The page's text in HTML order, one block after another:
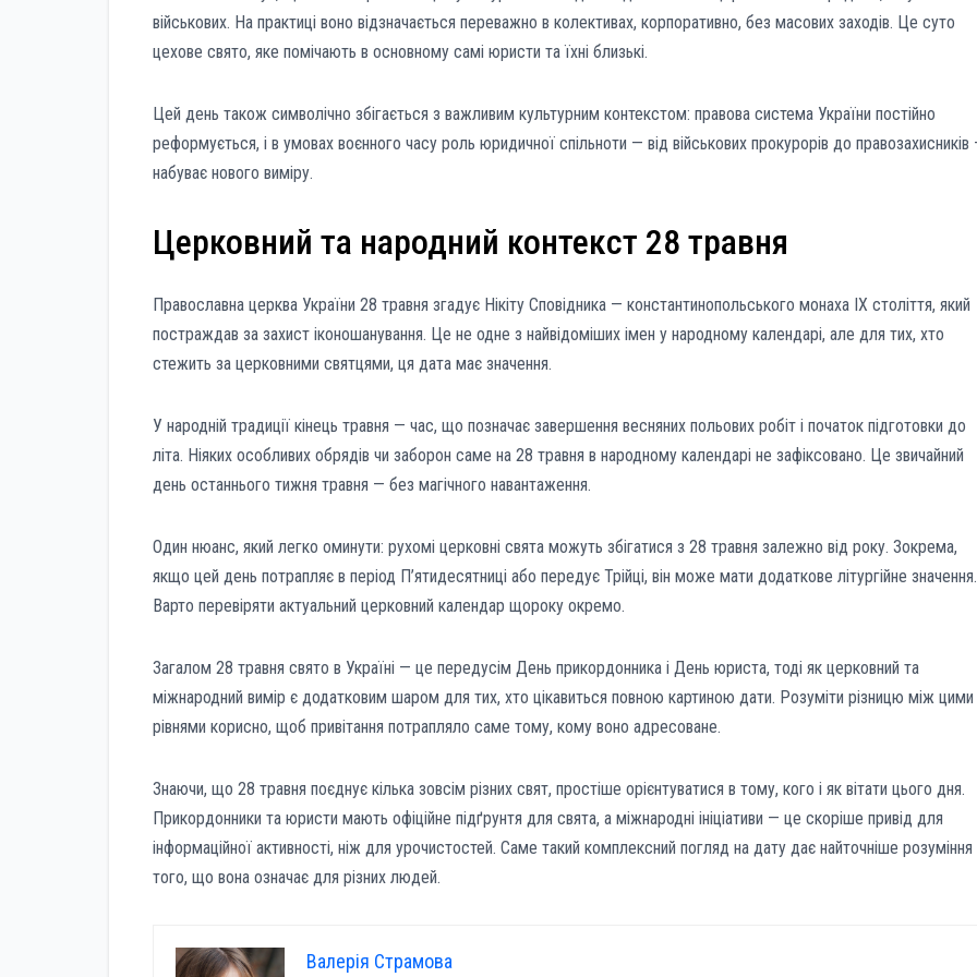
військових. На практиці воно відзначається переважно в колективах, корпоративно, без масових заходів. Це суто
цехове свято, яке помічають в основному самі юристи та їхні близькі.
Цей день також символічно збігається з важливим культурним контекстом: правова система України постійно
реформується, і в умовах воєнного часу роль юридичної спільноти — від військових прокурорів до
набуває нового виміру.
Церковний та народний контекст 28 травня
Православна церква України 28 травня згадує Нікіту Сповідника — константинопольського монаха IX століття, який
постраждав за захист іконошанування. Це не одне з найвідоміших імен у народному календарі, але для тих, хто
стежить за церковними святцями, ця дата має значення.
У народній традиції кінець травня — час, що позначає завершення весняних польових робіт і початок підготовки до
літа. Ніяких особливих обрядів чи заборон саме на 28 травня в народному календарі не зафіксовано. Це звичайний
день останнього тижня травня — без магічного навантаження.
Один нюанс, який легко оминути: рухомі церковні свята можуть збігатися з 28 травня залежно від року. Зокрема,
якщо цей день потрапляє в період П’ятидесятниці або передує Трійці, він може мати додаткове літургійне значення.
Варто перевіряти актуальний церковний календар щороку окремо.
Загалом 28 травня свято в Україні — це передусім День прикордонника і День юриста, тоді як церковний та
міжнародний вимір є додатковим шаром для тих, хто цікавиться повною картиною дати. Розуміти різницю між цими
рівнями корисно, щоб привітання потрапляло саме тому, кому воно адресоване.
Знаючи, що 28 травня поєднує кілька зовсім різних свят, простіше орієнтуватися в тому, кого і як вітати цього дня.
Прикордонники та юристи мають офіційне підґрунтя для свята, а міжнародні ініціативи — це скоріше привід для
інформаційної активності, ніж для урочистостей. Саме такий комплексний погляд на дату дає найточніше розуміння
того, що вона означає для різних людей.
Валерія Страмова